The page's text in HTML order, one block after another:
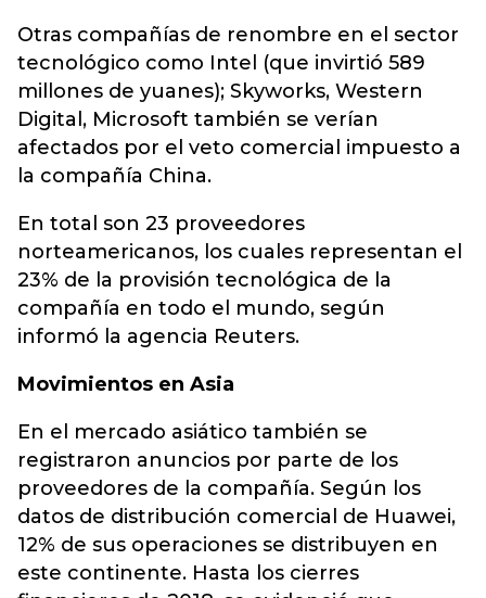
Otras compañías de renombre en el sector
tecnológico como Intel (que invirtió 589
millones de yuanes); Skyworks, Western
Digital, Microsoft también se verían
afectados por el veto comercial impuesto a
la compañía China.
En total son 23 proveedores
norteamericanos, los cuales representan el
23% de la provisión tecnológica de la
compañía en todo el mundo, según
informó la agencia Reuters.
Movimientos en Asia
En el mercado asiático también se
registraron anuncios por parte de los
proveedores de la compañía. Según los
datos de distribución comercial de Huawei,
12% de sus operaciones se distribuyen en
este continente. Hasta los cierres